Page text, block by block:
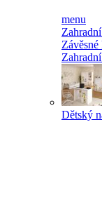
menu
Závěsné
Dětský